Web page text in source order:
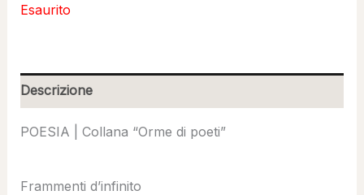
Esaurito
Descrizione
POESIA | Collana “Orme di poeti”
Frammenti d’infinito